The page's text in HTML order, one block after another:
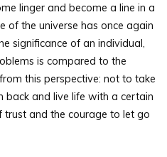
linger and become a line in a
of the universe has once again
significance of an individual,
is compared to the
this perspective: not to take
back and live life with a certain
trust and the courage to let go